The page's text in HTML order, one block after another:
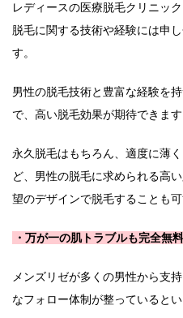
レディースの医療脱毛クリニッ
脱毛に関する技術や経験には申
す。
男性の脱毛技術と豊富な経験を
で、高い脱毛効果が期待できます
永久脱毛はもちろん、適度に薄
ど、男性の脱毛に求められる高
望のデザインで脱毛することも可
・万が一の肌トラブルも完全無
メンズリゼが多くの男性から支
なフォロー体制が整っているとい